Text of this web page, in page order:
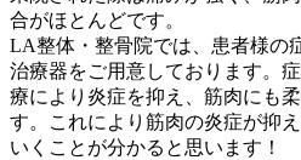
合がほとんどです。
LA整体・整骨院では、患者様の
治療器をご用意しております。
療により炎症を抑え、筋肉にも
す。これにより筋肉の炎症が抑
いくことが分かると思います！